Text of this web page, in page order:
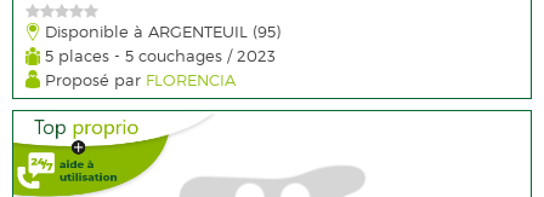
Disponible à ARGENTEUIL (95)
5 places - 5 couchages / 2023
Proposé par FLORENCIA